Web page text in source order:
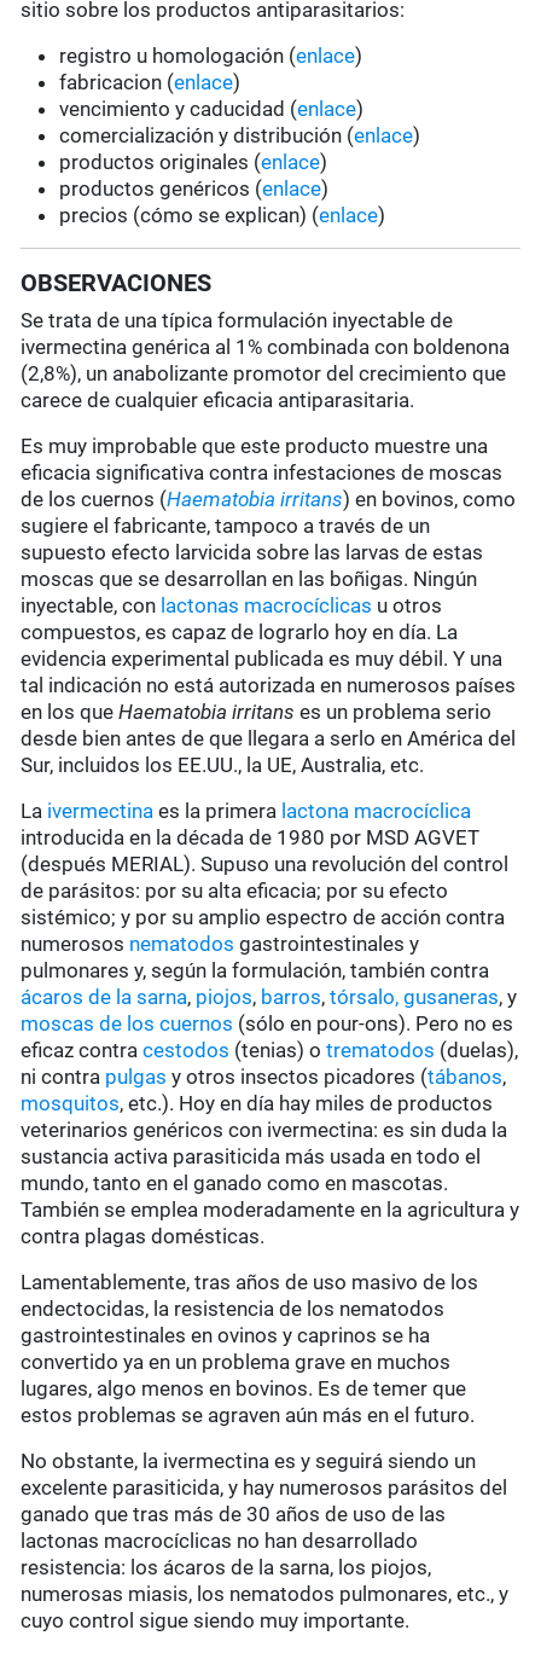
sitio sobre los productos antiparasitarios:
registro u homologación (enlace)
fabricacion (enlace)
vencimiento y caducidad (enlace)
comercialización y distribución (enlace)
productos originales (enlace)
productos genéricos (enlace)
precios (cómo se explican) (enlace)
OBSERVACIONES
Se trata de una típica formulación inyectable de
ivermectina genérica al 1% combinada con boldenona
(2,8%), un anabolizante promotor del crecimiento que
carece de cualquier eficacia antiparasitaria.
Es muy improbable que este producto muestre una
eficacia significativa contra infestaciones de moscas
de los cuernos (Haematobia irritans) en bovinos, como
sugiere el fabricante, tampoco a través de un
supuesto efecto larvicida sobre las larvas de estas
moscas que se desarrollan en las boñigas. Ningún
inyectable, con lactonas macrocíclicas u otros
compuestos, es capaz de lograrlo hoy en día. La
evidencia experimental publicada es muy débil. Y una
tal indicación no está autorizada en numerosos países
en los queHaematobia irritans es un problema serio
desde bien antes de que llegara a serlo en América del
Sur, incluidos los EE.UU., la UE, Australia, etc.
La ivermectina es la primera lactona macrocíclica
introducida en la década de 1980 por MSD AGVET
(después MERIAL). Supuso una revolución del control
de parásitos: por su alta eficacia; por su efecto
sistémico; y por su amplio espectro de acción contra
numerosos nematodos gastrointestinales y
pulmonares y, según la formulación, también contra
ácaros de la sarna, piojos, barros,tórsalo,gusaneras, y
moscas de los cuernos (sólo en pour-ons). Pero no es
eficaz contracestodos (tenias) otrematodos (duelas),
ni contra pulgas y otros insectos picadores (tábanos,
mosquitos, etc.). Hoy en día hay miles de productos
veterinarios genéricos con ivermectina: es sin duda la
sustancia activa parasiticida más usada en todo el
mundo, tanto en el ganado como en mascotas.
También se emplea moderadamente en la agricultura y
contra plagas domésticas.
Lamentablemente, tras años de uso masivo de los
endectocidas, la resistencia de los nematodos
gastrointestinales en ovinos y caprinos se ha
convertido ya en un problema grave en muchos
lugares, algo menos en bovinos. Es de temer que
estos problemas se agraven aún más en el futuro.
No obstante, la ivermectina es y seguirá siendo un
excelente parasiticida, y hay numerosos parásitos del
ganado que tras más de 30 años de uso de las
lactonas macrocíclicas no han desarrollado
resistencia: los ácaros de la sarna, los piojos,
numerosas miasis, los nematodos pulmonares, etc., y
cuyo control sigue siendo muy importante.